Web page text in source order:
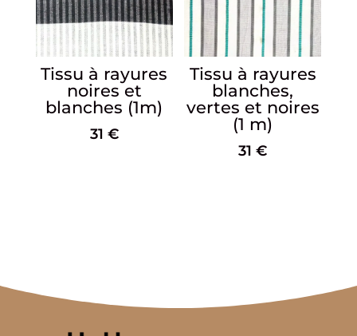
Tissu à rayures
noires et
blanches (1m)
31 €
Tissu à rayures
blanches,
vertes et noires
(1 m)
31€